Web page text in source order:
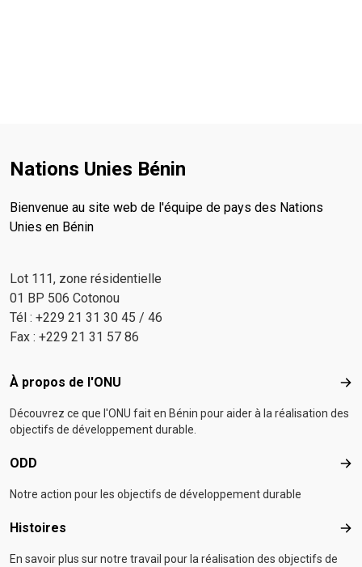
Nations Unies Bénin
Bienvenue au site web de l'équipe de pays des Nations
Unies en Bénin
Lot 111, zone résidentielle
01 BP 506 Cotonou
Tél : +229 21 31 30 45 / 46
Fax : +229 21 31 57 86
Footer menu
À propos de l'ONU À
Découvrez ce que l'ONU fait en Bénin pour aider à la réalisation des
objectifs de développement durable.
ODD
Notre action pour les objectifs de développement durable
Histoires
En savoir plus sur notre travail pour la réalisation des objectifs de